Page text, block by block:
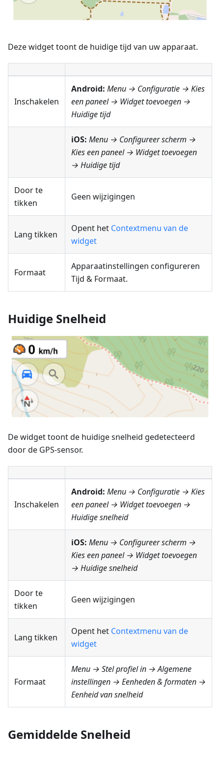
Deze widget toont de huidige tijd van uw apparaat.
Inschakelen
Android: Menu → Configuratie → Kies
een paneel → Widget toevoegen →
Huidige tijd
iOS: Menu → Configureer scherm →
Kies een paneel → Widget toevoegen
→ Huidige tijd
Door te
tikken
Geen wijzigingen
Lang tikken
Opent het Contextmenu van de
widget
Formaat
Apparaatinstellingen configureren
Tijd & Formaat.
Huidige Snelheid
De widget toont de huidige snelheid gedetecteerd
door de GPS-sensor.
Inschakelen
Android: Menu → Configuratie → Kies
een paneel → Widget toevoegen →
Huidige snelheid
iOS: Menu → Configureer scherm →
Kies een paneel → Widget toevoegen
→ Huidige snelheid
Door te
tikken
Geen wijzigingen
Lang tikken
Opent het Contextmenu van de
widget
Formaat
Menu → Stel profiel in → Algemene
instellingen → Eenheden & formaten →
Eenheid van snelheid
Gemiddelde Snelheid